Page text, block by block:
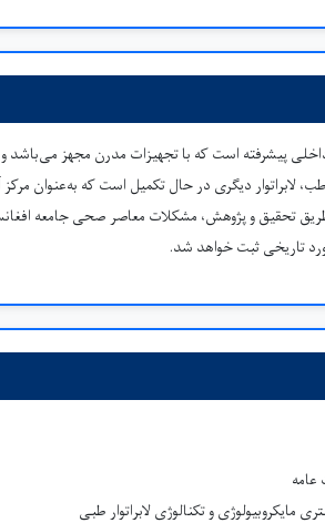
پیشرفته است که با تجهیزات مدرن مجهز می‌باشد و
لابراتوار دیگری در حال تکمیل است که به‌عنوان
تحقیق و پژوهش، مشکلات معاصر صحی جامعه
تاریخی ثبت خواهد شد.